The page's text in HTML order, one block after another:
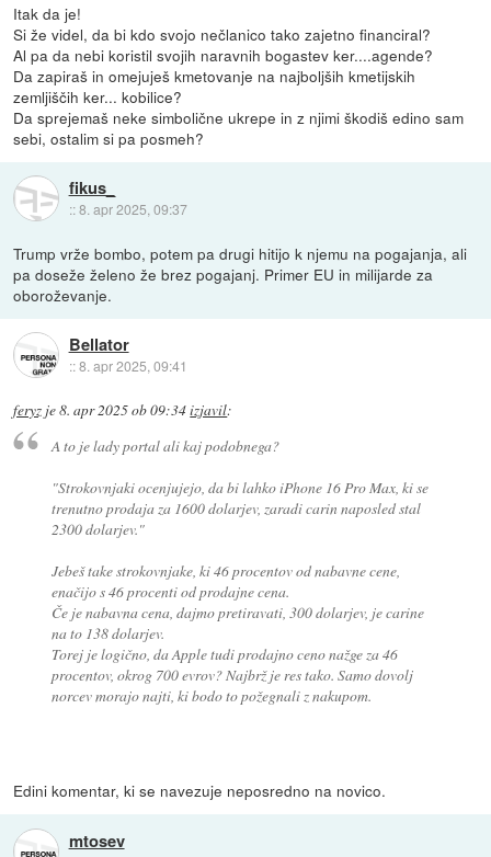
Itak da je!
Si že videl, da bi kdo svojo nečlanico tako zajetno financiral?
Al pa da nebi koristil svojih naravnih bogastev ker....agende?
Da zapiraš in omejuješ kmetovanje na najboljših kmetijskih
zemljiščih ker... kobilice?
Da sprejemaš neke simbolične ukrepe in z njimi škodiš edino sam
sebi, ostalim si pa posmeh?
fikus_
::8. apr 2025, 09:37
Trump vrže bombo, potem pa drugi hitijo k njemu na pogajanja, ali
pa doseže želeno že brez pogajanj. Primer EU in milijarde za
oboroževanje.
Bellator
::8. apr 2025, 09:41
feryz je8. apr 2025 ob 09:34izjavil:
A to je lady portal ali kaj podobnega?
"Strokovnjaki ocenjujejo, da bi lahko iPhone 16 Pro Max, ki se
trenutno prodaja za 1600 dolarjev, zaradi carin naposled stal
2300 dolarjev."
Jebeš take strokovnjake, ki 46 procentov od nabavne cene,
enačijo s 46 procenti od prodajne cena.
Če je nabavna cena, dajmo pretiravati, 300 dolarjev, je carine
na to 138 dolarjev.
Torej je logično, da Apple tudi prodajno ceno nažge za 46
procentov, okrog 700 evrov? Najbrž je res tako. Samo dovolj
norcev morajo najti, ki bodo to požegnali z nakupom.
Edini komentar, ki se navezuje neposredno na novico.
mtosev